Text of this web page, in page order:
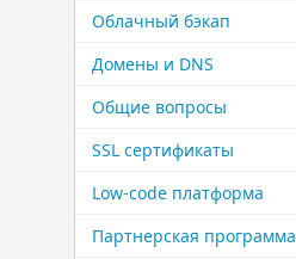
Облачный бэкап
Домены и DNS
Общие вопросы
SSL сертификаты
Low-code платформа
Партнерская ​программа